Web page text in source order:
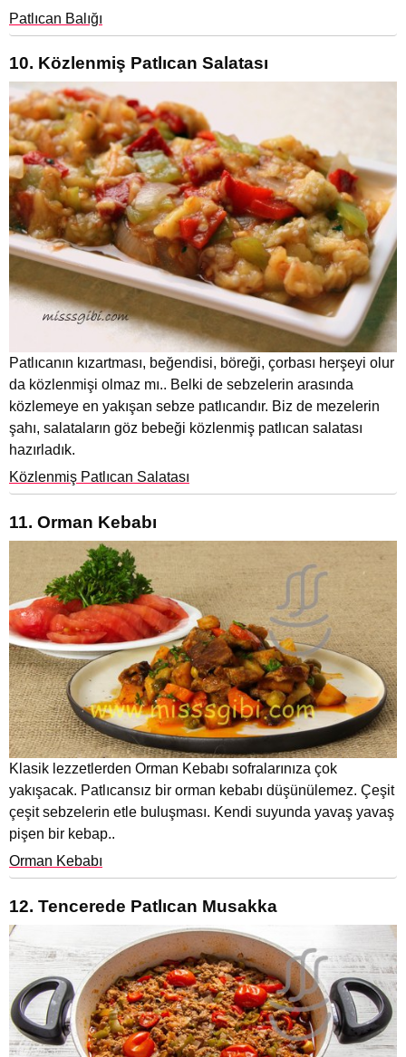
Patlıcan Balığı
10. Közlenmiş Patlıcan Salatası
Patlıcanın kızartması, beğendisi, böreği, çorbası herşeyi olur
da közlenmişi olmaz mı.. Belki de sebzelerin arasında
közlemeye en yakışan sebze patlıcandır. Biz de mezelerin
şahı, salataların göz bebeği közlenmiş patlıcan salatası
hazırladık.
Közlenmiş Patlıcan Salatası
11. Orman Kebabı
Klasik lezzetlerden Orman Kebabı sofralarınıza çok
yakışacak. Patlıcansız bir orman kebabı düşünülemez. Çeşit
çeşit sebzelerin etle buluşması. Kendi suyunda yavaş yavaş
pişen bir kebap..
Orman Kebabı
12. Tencerede Patlıcan Musakka